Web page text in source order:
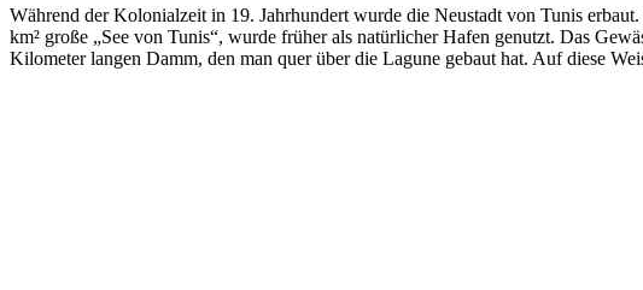
Während der Kolonialzeit in 19. Jahrhundert wurde die Neustadt von Tunis
km² große „See von Tunis“, wurde früher als natürlicher Hafen genutzt. Das
Kilometer langen Damm, den man quer über die Lagune gebaut hat. Auf diese